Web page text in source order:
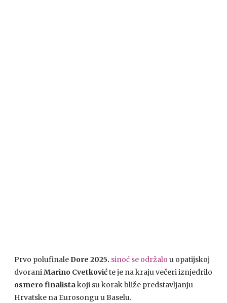
Prvo polufinale Dore 2025. sinoć se održalo u opatijskoj
dvoraniMarino Cvetkovićte je na kraju večeri iznjedrilo
osmero finalistakoji su korak bliže predstavljanju
Hrvatske na Eurosongu u Baselu.